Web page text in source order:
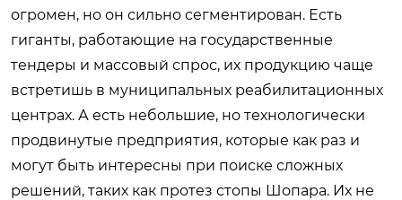
огромен, но он сильно сегментирован. Есть
гиганты, работающие на государственные
тендеры и массовый спрос, их продукцию чаще
встретишь в муниципальных реабилитационных
центрах. А есть небольшие, но технологически
продвинутые предприятия, которые как раз и
могут быть интересны при поиске сложных
решений, таких как протез стопы Шопара. Их не